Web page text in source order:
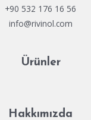
+90 532 176 16 56
info@rivinol.com
Ürünler
Hakkımızda